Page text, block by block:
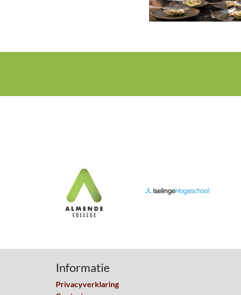
Informatie
Privacyverklaring